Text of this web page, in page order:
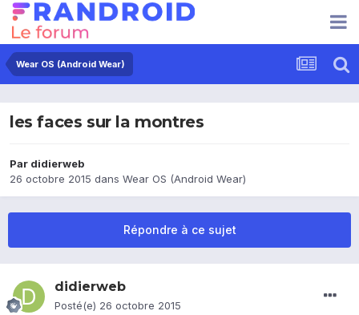
Wear OS (Android Wear)
les faces sur la montres
Par didierweb
26 octobre 2015 dans Wear OS (Android Wear)
Répondre à ce sujet
didierweb
Posté(e) 26 octobre 2015